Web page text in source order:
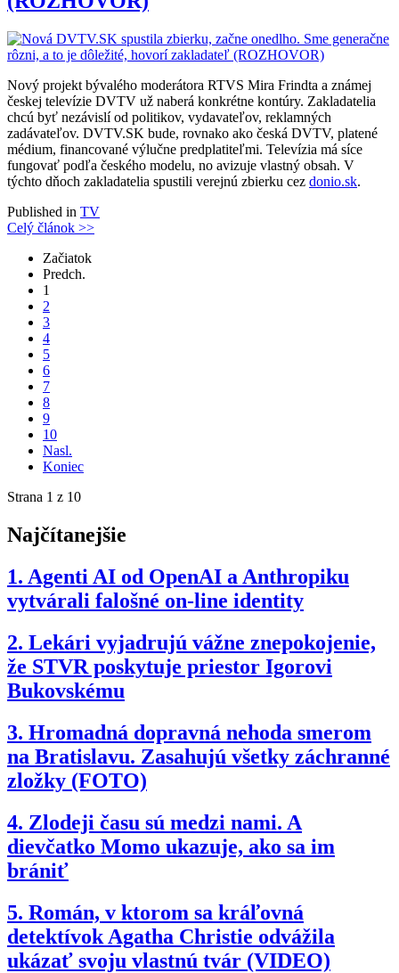
Nový projekt bývalého moderátora RTVS Mira Frindta a známej
českej televízie DVTV už naberá konkrétne kontúry. Zakladatelia
chcú byť nezávislí od politikov, vydavateľov, reklamných
zadávateľov. DVTV.SK bude, rovnako ako česká DVTV, platené
médium, financované výlučne predplatiteľmi. Televízia má síce
fungovať podľa českého modelu, no avizuje vlastný obsah. V
týchto dňoch zakladatelia spustili verejnú zbierku cez donio.sk.
Published in TV
Celý článok >>
Začiatok
Predch.
1
2
3
4
5
6
7
8
9
10
Nasl.
Koniec
Strana 1 z 10
Najčítanejšie
1. Agenti AI od OpenAI a Anthropiku
vytvárali falošné on-line identity
2. Lekári vyjadrujú vážne znepokojenie,
že STVR poskytuje priestor Igorovi
Bukovskému
3. Hromadná dopravná nehoda smerom
na Bratislavu. Zasahujú všetky záchranné
zložky (FOTO)
4. Zlodeji času sú medzi nami. A
dievčatko Momo ukazuje, ako sa im
brániť
5. Román, v ktorom sa kráľovná
detektívok Agatha Christie odvážila
ukázať svoju vlastnú tvár (VIDEO)